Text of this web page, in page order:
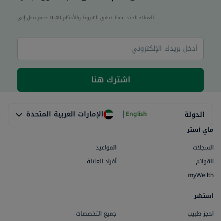
40 للعملاء الجدد فقط. تطبق الشروط والأحكام.
اشترك هنا
الدولة الإمارات العربية المتحدة | English
ماي أستر
السجلات
المواعيد
القوائم
أفراد العائلة
myWellth
استشر
احجز طبيب
جميع التخصصات